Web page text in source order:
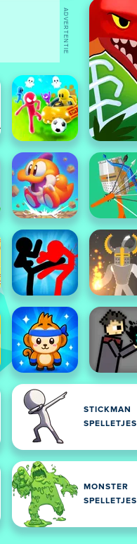
STICKMAN
SPELLETJES
MONSTER
SPELLETJES
ADVERTENTIE